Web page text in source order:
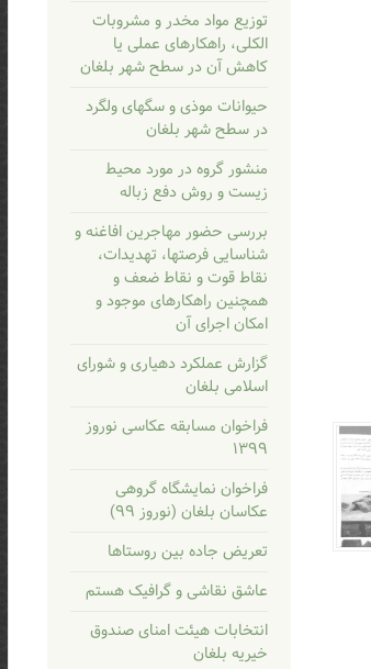
توزیع مواد مخدر و مشروبات
الکلی، راهکارهای عملی یا
کاهش آن در سطح شهر بلغان
حیوانات موذی و سگهای ولگرد
در سطح شهر بلغان
منشور گروه در مورد محیط
زیست و روش دفع زباله
بررسی حضور مهاجرین افاغنه و
شناسایی فرصتها، تهدیدات،
نقاط قوت و نقاط ضعف و
همچنین راهکارهای موجود و
امکان اجرای آن
گزارش عملکرد دهیاری و شورای
اسلامی بلغان
فراخوان مسابقه عکاسی نوروز
۱۳۹۹
فراخوان نمایشگاه گروهی
عکاسان بلغان (نوروز ۹۹)
تعریض جاده بین روستاها
عاشق نقاشی و گرافیک هستم
انتخابات هیئت امنای صندوق
خیریه بلغان